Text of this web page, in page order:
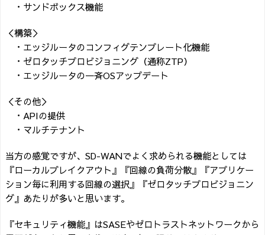
・サンドボックス機能
＜構築＞
・エッジルータのコンフィグテンプレート化機能
・ゼロタッチプロビジョニング（通称ZTP）
・エッジルータの一斉OSアップデート
＜その他＞
・APIの提供
・マルチテナント
当方の感覚ですが、SD-WANでよく求められる機能としては
『ローカルブレイクアウト』『回線の負荷分散』『アプリケー
ション毎に利用する回線の選択』『ゼロタッチプロビジョニン
グ』あたりが多いと思います。
『セキュリティ機能』はSASEやゼロトラストネットワークから